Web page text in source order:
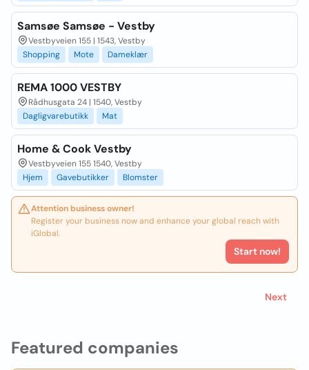
Featured companies
Samsøe Samsøe - Vestby
Vestbyveien 155 | 1543, Vestby
Shopping
Mote Dameklær
REMA 1000 VESTBY
Rådhusgata 24 | 1540, Vestby
Dagligvarebutikk
Mat
Home & Cook Vestby
Vestbyveien 155 1540, Vestby
Hjem
Gavebutikker Blomster
Attention business owner!
Register your business now and enhance your global reach with
iGlobal.
Start now!
Next